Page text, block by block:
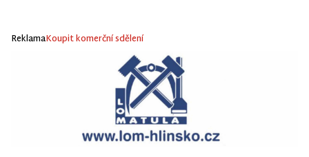
ReklamaKoupit komerční sdělení